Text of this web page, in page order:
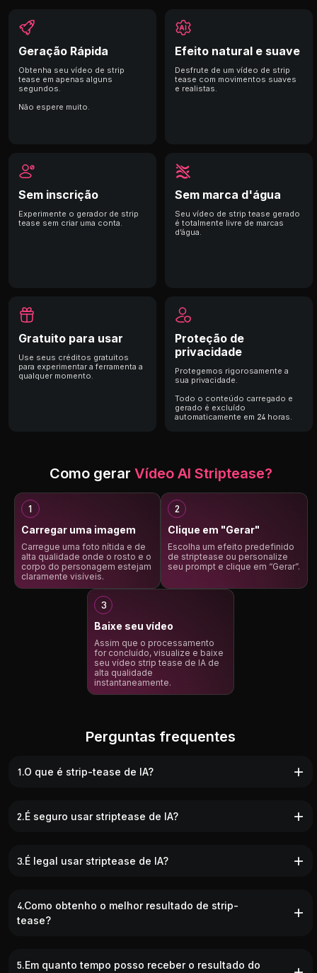
esperar alguns segundos e
instantaneamente.
Geração Rápida
Obtenha seu vídeo de strip
tease em apenas alguns
segundos.
Não espere muito.
Efeito natural e suave
Desfrute de um vídeo de strip
tease com movimentos suaves
e realistas.
Sem inscrição
Experimente o gerador de strip
tease sem criar uma conta.
Sem marca d'água
Seu vídeo de strip tease gerado
é totalmente livre de marcas
d’água.
Gratuito para usar
Use seus créditos gratuitos
para experimentar a ferramenta a
qualquer momento.
Proteção de
privacidade
Protegemos rigorosamente a
sua privacidade.
Todo o conteúdo carregado e
gerado é excluído
automaticamente em 24 horas.
Como gerar Vídeo AI Striptease?
Carregar uma imagem
Carregue uma foto nítida e de
alta qualidade onde o rosto e o
corpo do personagem estejam
claramente visíveis.
Clique em "Gerar"
Escolha um efeito predefinido
de striptease ou personalize
seu prompt e clique em “Gerar”.
Baixe seu vídeo
Assim que o processamento
for concluído, visualize e baixe
seu vídeo strip tease de IA de
alta qualidade
instantaneamente.
Perguntas frequentes
1.O que é strip-tease de IA?
2.É seguro usar striptease de IA?
3.É legal usar striptease de IA?
4.Como obtenho o melhor resultado de strip-
tease?
5.Em quanto tempo posso receber o resultado do